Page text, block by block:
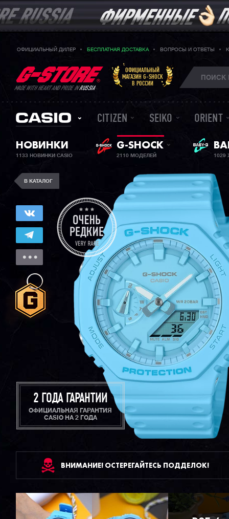
ОФИЦИАЛЬНЫЙ ДИЛЕР БЕСПЛАТНАЯ ДОСТАВКА ВОПРОСЫ И ОТВЕТЫ
MADE WITH HEART AND PRIDE INRUSSIA
ОФИЦИАЛЬНЫЙ
МАГАЗИН G-SHOCK
В РОССИИ
CITIZEN SEIKO ORIENT
НОВИНКИ
1133 НОВИНКИ CASIO
G-SHOCK
2110 МОДЕЛЕЙ 1029
В КАТАЛОГ
2 ГОДА ГАРАНТИИ
ОФИЦИАЛЬНАЯ ГАРАНТИЯ
CASIO НА 2 ГОДА
ВНИМАНИЕ! ОСТЕРЕГАЙТЕСЬ ПОДДЕЛОК!